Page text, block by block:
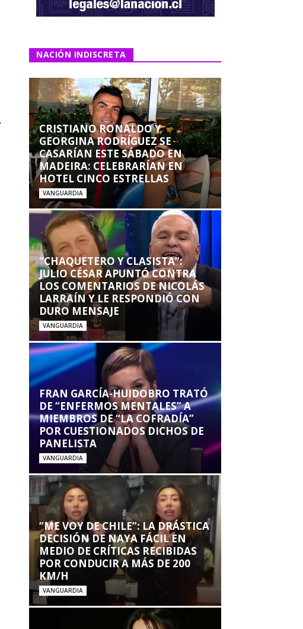
NACIÓN INDISCRETA
CRISTIANO RONALDO Y
GEORGINA RODRÍGUEZ SE
CASARÍAN ESTE SÁBADO EN
MADEIRA: CELEBRARÍAN EN
HOTEL CINCO ESTRELLAS
VANGUARDIA
“CHAQUETERO Y CLASISTA”:
JULIO CÉSAR APUNTÓ CONTRA
LOS COMENTARIOS DE NICOLÁS
LARRAÍN Y LE RESPONDIÓ CON
DURO MENSAJE
VANGUARDIA
FRAN GARCÍA-HUIDOBRO TRATÓ
DE “ENFERMOS MENTALES” A
MIEMBROS DE “LA COFRADÍA”
POR CUESTIONADOS DICHOS DE
PANELISTA
VANGUARDIA
“ME VOY DE CHILE”: LA DRÁSTICA
DECISIÓN DE NAYA FÁCIL EN
MEDIO DE CRÍTICAS RECIBIDAS
POR CONDUCIR A MÁS DE 200
KM/H
VANGUARDIA